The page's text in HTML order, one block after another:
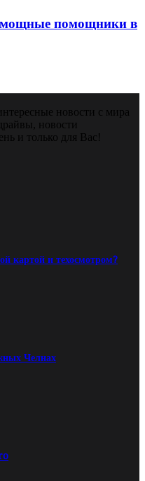
мощные помощники в
новости с мира
новости
и только для Вас!
картой и техосмотром?
Челнах